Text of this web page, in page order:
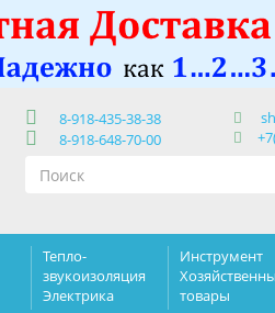
8-918-435-38-38
8-918-648-70-00
Тепло-
звукоизоляция
Электрика
Инструмент
товары